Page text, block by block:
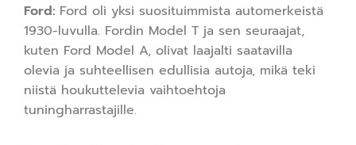
Ford: Ford oli yksi suosituimmista automerkeistä
1930-luvulla. Fordin Model T ja sen seuraajat,
kuten Ford Model A, olivat laajalti saatavilla
olevia ja suhteellisen edullisia autoja, mikä teki
niistä houkuttelevia vaihtoehtoja
tuningharrastajille.